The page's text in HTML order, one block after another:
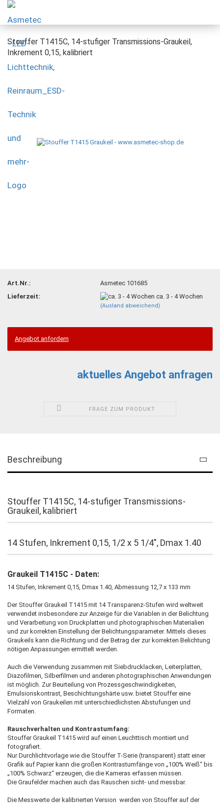
Stouffer T1415C, 14-stufiger Transmissions-Graukeil,
Inkrement 0,15, kalibriert
Art.Nr.:
Asmetec 101685
Lieferzeit:
ca. 3 - 4 Wochen
(Ausland abweichend)
Angebot anfordern
aktuelles Angebot anfragen
FRAGE ZUM PRODUKT
Beschreibung
Stouffer T1415C, 14-stufiger Transmissions-
Graukeil, kalibriert
14 Stufen, Inkrement 0,15, 1/2 x 5 1/4", Dmax 1.40
Graukeil T1415C - Daten:
14 Stufen, Inkrement 0,15, Dmax 1.40, Abmessung 12,7 x 133 mm
Der Stouffer Graukeil T1415 mit 14 Transparenz-Stufen wird weltweit
verwendet insbesondere zur Anzeige für die Variablen in der Belichtung
und Verarbeitung von Druckplatten und photographischen Materialien
und zur korrekten Einstellung der Belichtungsparameter. Mittels dieses
Graukeils kann die Richtung und der Betrag der zur korrekten Belichtung
nötigen Anpassungen ermittelt werden.
Auch die Verwendung zusammen mit Siebdrucklacken, Leiterplatten,
Diazofilmen, Silberfilmen und anderen photographischen Anwendungen
ist möglich. Zur Beurteilung von Prozessgeschwindigkeiten,
Emulsionskontrast, Beschichtungshärte usw. bietet Stouffer eine
Vielzahl von Graukeilen mit unterschiedlichsten Abstufungen und
Formaten.
Rauschverhalten und Kontrastumfang:
Stouffer Graukeil T1415 wird auf einen Leuchttisch montiert und
fotografiert.
Nur Durchlichtvorlage wie die Stouffer T-Serie (transparent) statt einer
Grafik auf Papier kann die großen Kontrastumfänge von „100% Weiß“ bis
„100% Schwarz“ erzeugen, die die Kameras erfassen müssen.
Die Graufelder machen auch das Rauschen sicht- und messbar.
Die Messwerte der kalibrierten Version werden von Stouffer auf der